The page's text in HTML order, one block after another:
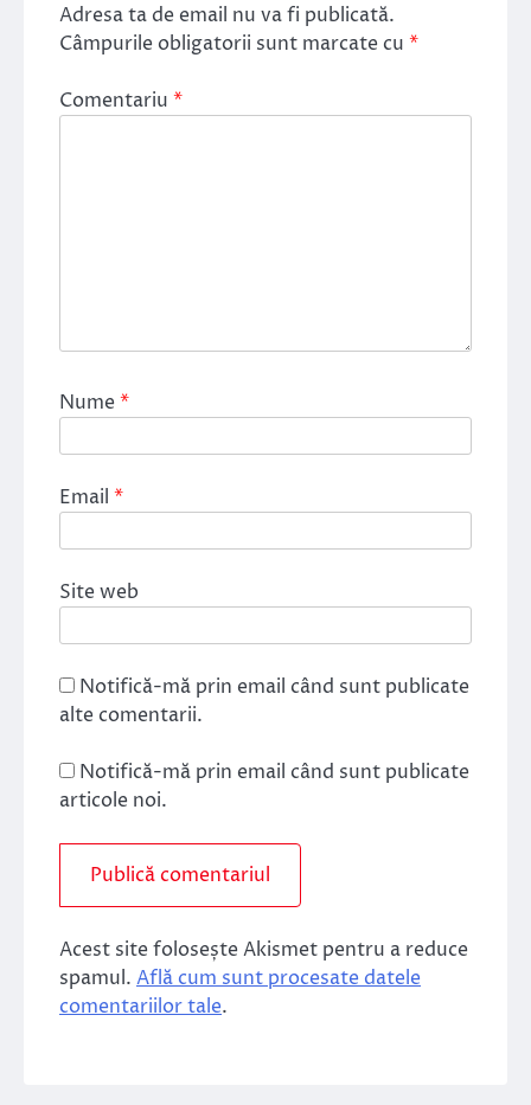
Adresa ta de email nu va fi publicată.
Câmpurile obligatorii sunt marcate cu *
Comentariu *
Nume*
Email *
Site web
Notifică-mă prin email când sunt publicate
alte comentarii.
Notifică-mă prin email când sunt publicate
articole noi.
Acest site folosește Akismet pentru a reduce
spamul. Află cum sunt procesate datele
comentariilor tale.